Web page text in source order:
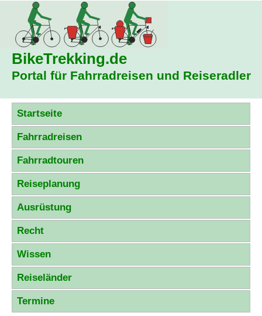
BikeTrekking.de
Portal für Fahrradreisen und Reiseradler
Startseite
Fahrradreisen
Fahrradtouren
Reiseplanung
Ausrüstung
Recht
Wissen
Reiseländer
Termine